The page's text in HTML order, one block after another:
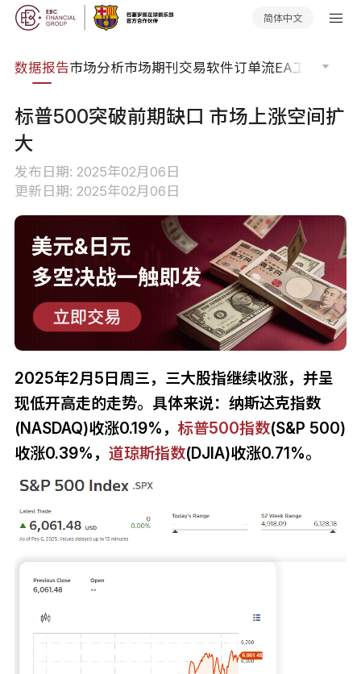
简体中文
数据报告市场分析市场期刊交易软件订单流EA工具库
标普500突破前期缺口 市场上涨空间扩
大
发布日期: 2025年02月06日
更新日期: 2025年02月06日
2025年2月5日周三，三大股指继续收涨，并呈
现低开高走的走势。具体来说：纳斯达克指数
(NASDAQ)收涨0.19%， 标普500指数(S&P 500)
收涨0.39%， 道琼斯指数(DJIA)收涨0.71%。